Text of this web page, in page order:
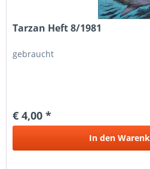
Tarzan Heft 8/1981
gebraucht
€ 4,00 *
In den